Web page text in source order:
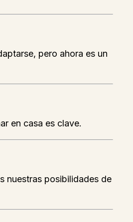
pero ahora es un
en casa es clave.
nuestras posibilidades de